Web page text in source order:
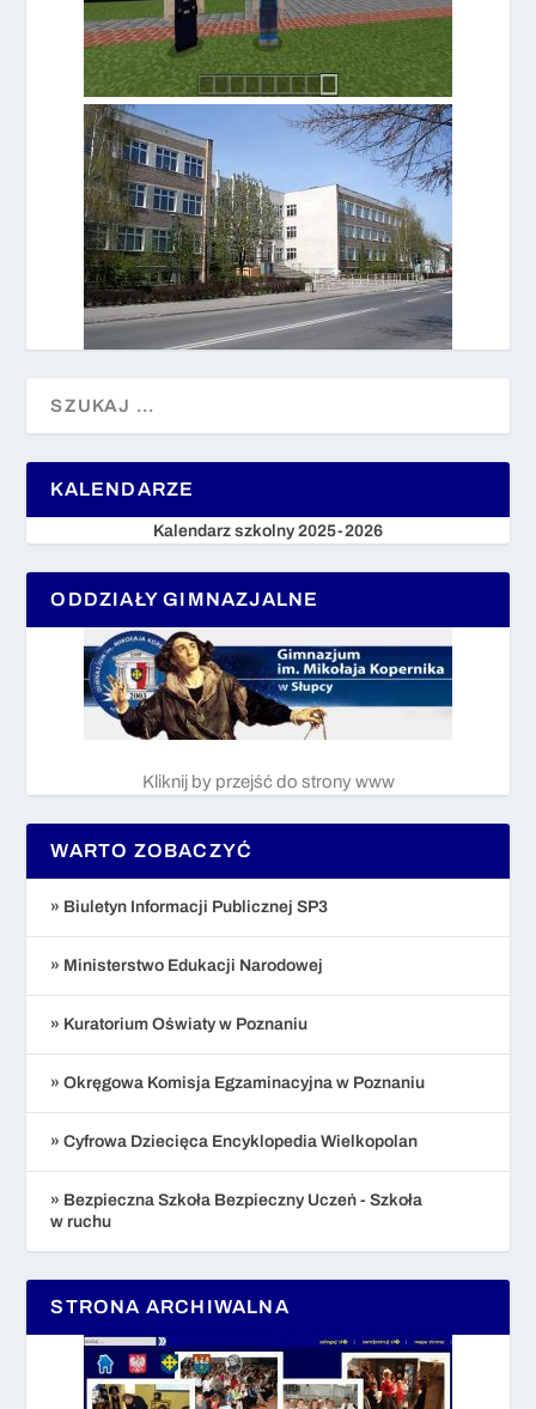
KALENDARZE
Kalendarz szkolny 2025-2026
ODDZIAŁY GIMNAZJALNE
Kliknij by przejść do strony www
WARTO ZOBACZYĆ
» Biuletyn Informacji Publicznej SP3
» Ministerstwo Edukacji Narodowej
» Kuratorium Oświaty w Poznaniu
» Okręgowa Komisja Egzaminacyjna w Poznaniu
» Cyfrowa Dziecięca Encyklopedia Wielkopolan
» Bezpieczna Szkoła Bezpieczny Uczeń - Szkoła
w ruchu
STRONA ARCHIWALNA